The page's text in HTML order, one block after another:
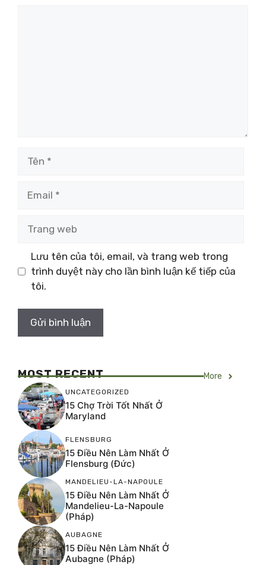
web
Lưu tên của tôi, email, và trang web trong
trình duyệt này cho lần bình luận kế tiếp của
tôi.
MOST RECENT More
UNCATEGORIZED
15 Chợ Trời Tốt Nhất Ở
Maryland
FLENSBURG
15 Điều Nên Làm Nhất Ở
Flensburg (Đức)
MANDELIEU-LA-NAPOULE
15 Điều Nên Làm Nhất Ở
Mandelieu-La-Napoule
(Pháp)
AUBAGNE
15 Điều Nên Làm Nhất Ở
Aubagne (Pháp)